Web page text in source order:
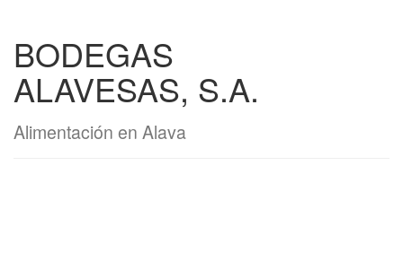
BODEGAS
ALAVESAS, S.A.
Alimentación en Alava